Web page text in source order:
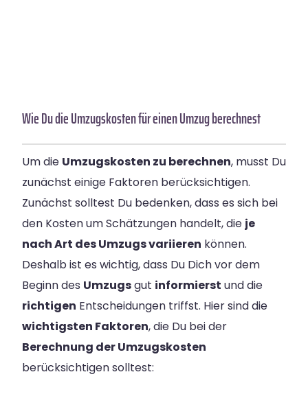
Wie Du die Umzugskosten für einen Umzug berechnest
Um die Umzugskosten zu berechnen, musst Du
zunächst einige Faktoren berücksichtigen.
Zunächst solltest Du bedenken, dass es sich bei
den Kosten um Schätzungen handelt, die je
nach Art des Umzugs variieren können.
Deshalb ist es wichtig, dass Du Dich vor dem
Beginn des Umzugsgut informierst und die
richtigen Entscheidungen triffst. Hier sind die
wichtigsten Faktoren, die Du bei der
Berechnung der Umzugskosten
berücksichtigen solltest: